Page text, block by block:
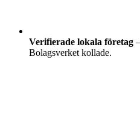
Verifierade lokala företag
Bolagsverket kollade.